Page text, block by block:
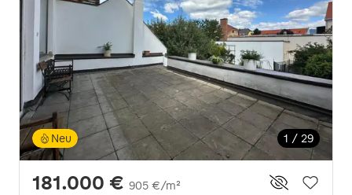
1 / 29
Neu
181.000 € 905 €/m²